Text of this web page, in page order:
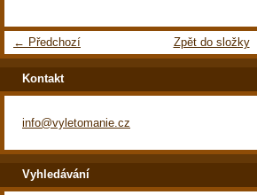
← Předchozí Zpět do složky
Kontakt
info@vyletomanie.cz
Vyhledávání